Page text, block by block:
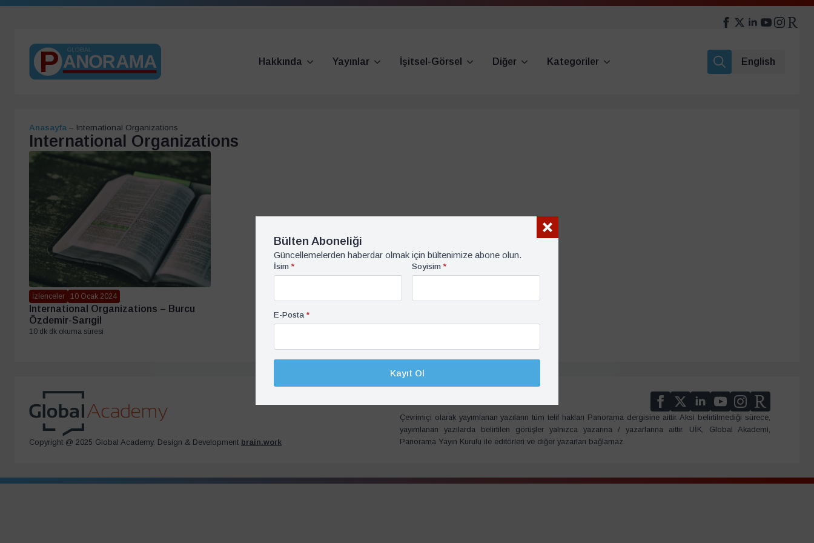
Hakkında Yayınlar İşitsel-Görsel Diğer
Kategoriler
English
Anasayfa – International Organizations
International Organizations
İzlenceler 10 Ocak 2024
International Organizations – Burcu
Özdemir-Sarıgil
10 dk dk okuma süresi
Copyright @ 2025 Global Academy. Design & Development brain.work
Çevrimiçi olarak yayımlanan yazıların tüm telif hakları Panorama dergisine aittir. Aksi belirtilmediği sürece,
yayımlanan yazılarda belirtilen görüşler yalnızca yazarına / yazarlarına aittir. UİK, Global Akademi,
Panorama Yayın Kurulu ile editörleri ve diğer yazarları bağlamaz.
Bülten Aboneliği
Güncellemelerden haberdar olmak için bültenimize abone olun.
İsim * Soyisim *
E-Posta *
Kayıt Ol